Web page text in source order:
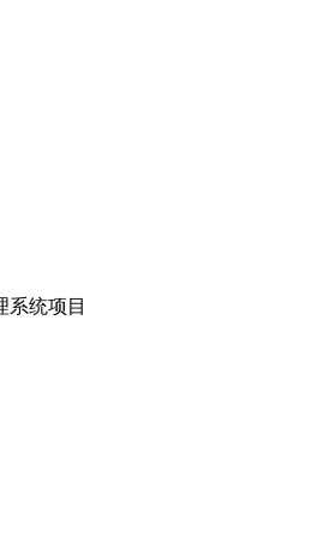
系统项目